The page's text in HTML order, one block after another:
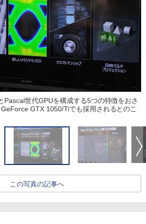
Pascal世代GPUを構成する5つの特徴をおさ
GTX 1050/Tiでも採用されるとのこ
この写真の記事へ